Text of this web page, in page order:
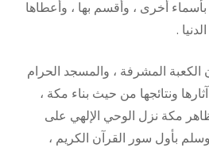
أخرى ، وأقسم بها ، وأعطاها
.
المشرفة ، والمسجد الحرام
ونتائجها من حيث بناء مكة ،
مكة نزل الوحي الإلهي على
بأول سور القرآن الكريم ،